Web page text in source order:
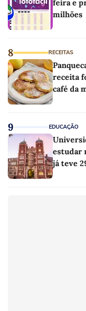
feira e
milhões
8 RECEITAS
receita
café da
9 EDUCAÇÃO
estudar
já teve